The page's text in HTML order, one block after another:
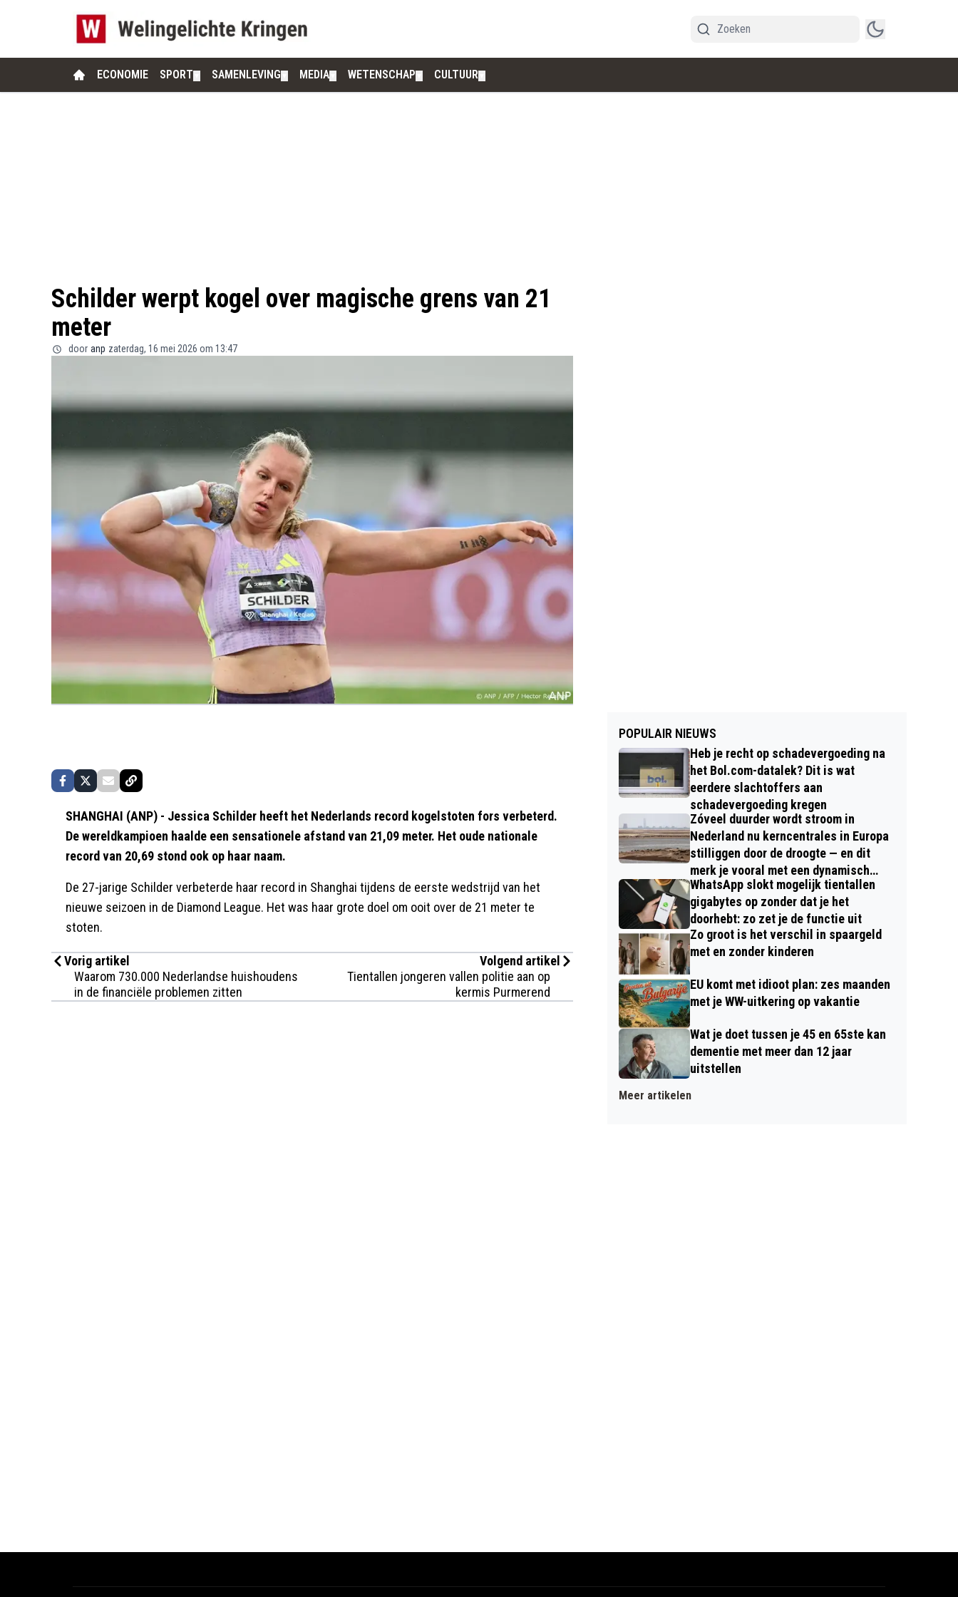
ECONOMIE SPORT SAMENLEVING MEDIA WETENSCHAP CULTUUR
Schilder werpt kogel over magische grens van 21
meter
door anp zaterdag, 16 mei 2026 om 13:47
SHANGHAI (ANP) - Jessica Schilder heeft het Nederlands record kogelstoten fors verbeterd.
De wereldkampioen haalde een sensationele afstand van 21,09 meter. Het oude nationale
record van 20,69 stond ook op haar naam.
De 27-jarige Schilder verbeterde haar record in Shanghai tijdens de eerste wedstrijd van het
nieuwe seizoen in de Diamond League. Het was haar grote doel om ooit over de 21 meter te
stoten.
Vorig artikel
Waarom 730.000 Nederlandse huishoudens
in de financiële problemen zitten
Volgend artikel
Tientallen jongeren vallen politie aan op
kermis Purmerend
POPULAIR NIEUWS
Heb je recht op schadevergoeding na
het Bol.com-datalek? Dit is wat
eerdere slachtoffers aan
schadevergoeding kregen
Zóveel duurder wordt stroom in
Nederland nu kerncentrales in Europa
stilliggen door de droogte — en dit
merk je vooral met een dynamisch
contract
WhatsApp slokt mogelijk tientallen
gigabytes op zonder dat je het
doorhebt: zo zet je de functie uit
Zo groot is het verschil in spaargeld
met en zonder kinderen
EU komt met idioot plan: zes maanden
met je WW-uitkering op vakantie
Wat je doet tussen je 45 en 65ste kan
dementie met meer dan 12 jaar
uitstellen
Meer artikelen